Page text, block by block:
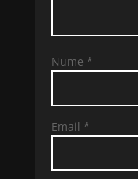
Nume *
Email *